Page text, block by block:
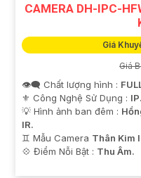
CAMERA DH-IPC-
Giá
Giá
👁️‍🗨 Chất lượng hình :
⚜️ Công Nghệ Sử Dụng : IP.
💡 Hình ảnh ban đêm :
IR.
♊ Mẫu Camera Thân Kim
️💠 Điểm Nỗi Bật : Thu Âm.